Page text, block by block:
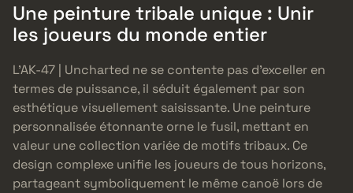
Une peinture tribale unique : Unir
les joueurs du monde entier
L’AK-47 | Uncharted ne se contente pas d’exceller en
termes de puissance, il séduit également par son
esthétique visuellement saisissante. Une peinture
personnalisée étonnante orne le fusil, mettant en
valeur une collection variée de motifs tribaux. Ce
design complexe unifie les joueurs de tous horizons,
partageant symboliquement le même canoë lors de